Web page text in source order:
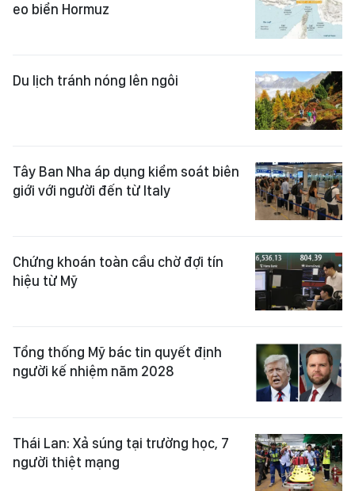
eo biển Hormuz
Du lịch tránh nóng lên ngôi
Tây Ban Nha áp dụng kiểm soát biên
giới với người đến từ Italy
Chứng khoán toàn cầu chờ đợi tín
hiệu từ Mỹ
Tổng thống Mỹ bác tin quyết định
người kế nhiệm năm 2028
Thái Lan: Xả súng tại trường học, 7
người thiệt mạng